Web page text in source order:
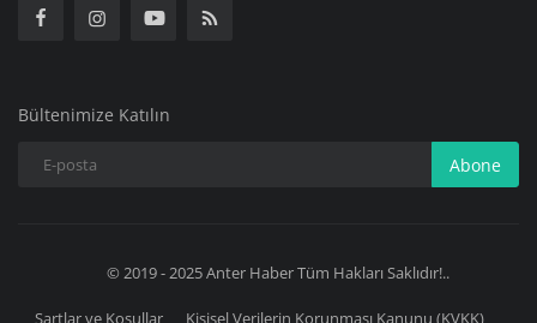
Bültenimize Katılın
Abone
© 2019 - 2025 Anter Haber Tüm Hakları Saklıdır!..
Şartlar ve Koşullar Kişisel Verilerin Korunması Kanunu (KVKK)